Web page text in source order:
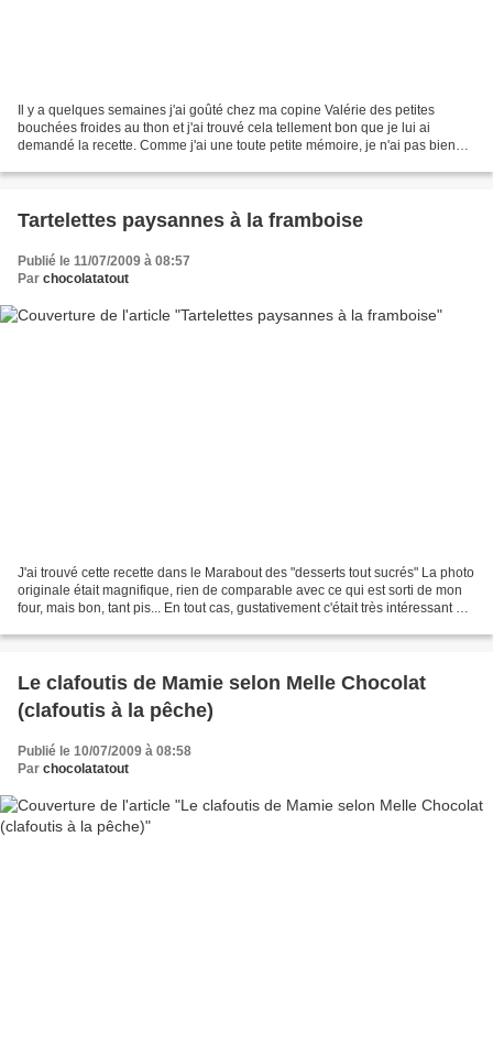
Il y a quelques semaines j'ai goûté chez ma copine Valérie des petites
bouchées froides au thon et j'ai trouvé cela tellement bon que je lui ai
demandé la recette. Comme j'ai une toute petite mémoire, je n'ai pas bien
Tartelettes paysannes à la framboise
Publié le 11/07/2009 à 08:57
Par chocolatatout
J'ai trouvé cette recette dans le Marabout des "desserts tout sucrés" La photo
originale était magnifique, rien de comparable avec ce qui est sorti de mon
four, mais bon, tant pis... En tout cas, gustativement c'était très intéressant et
Le clafoutis de Mamie selon Melle Chocolat
(clafoutis à la pêche)
Publié le 10/07/2009 à 08:58
Par chocolatatout